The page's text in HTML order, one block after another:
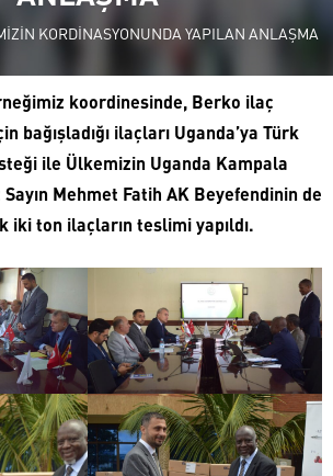
KORDİNASYONUNDA YAPILAN ANLAŞMA
koordinesinde, Berko ilaç
bağışladığı ilaçları Uganda’ya Türk
ile Ülkemizin Uganda Kampala
Mehmet Fatih AK Beyefendinin de
iki ton ilaçların teslimi yapıldı.